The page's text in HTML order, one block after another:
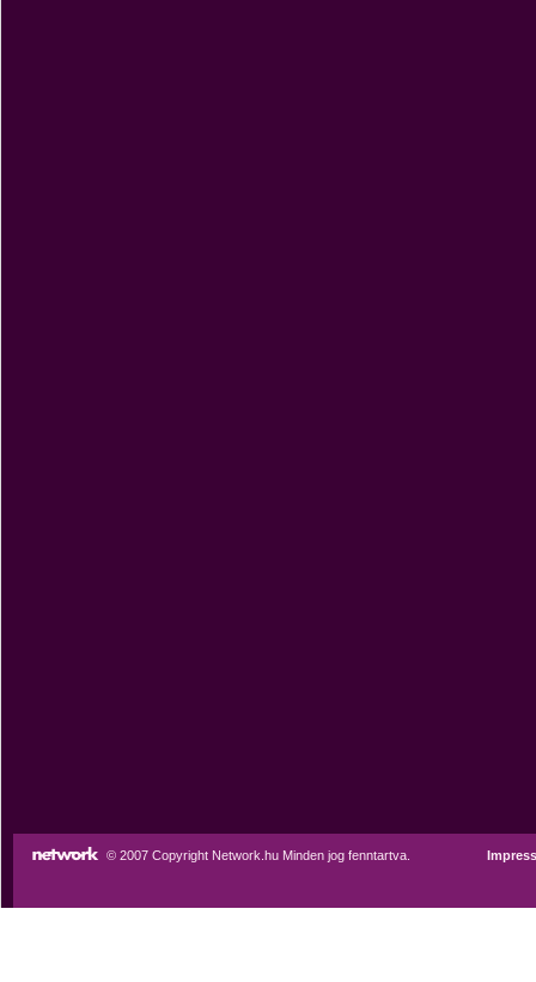
© 2007 Copyright Network.hu Minden jog fenntartva.